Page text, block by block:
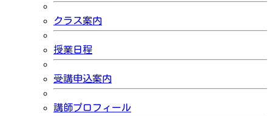
クラス案内
授業日程
受講申込案内
講師プロフィール